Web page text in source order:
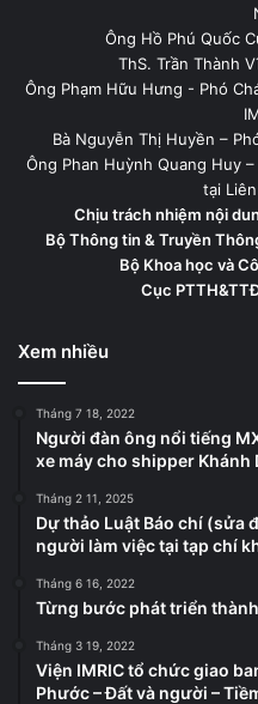
Ông Hồ Phú Quốc
ThS. Trần Thành
Ông Phạm Hữu Hưng - Phó
Bà Nguyễn Thị Huyền –
Ông Phan Huỳnh Quang Huy
tại
Chịu trách nhiệm nội
Bộ Thông tin & Truyền
Bộ Khoa học và
Cục
Xem nhiều
Tháng 7 18, 2022
Người đàn ông nổi tiếng
xe máy cho shipper Khánh
Tháng 2 11, 2025
Dự thảo Luật Báo chí (sửa
người làm việc tại tạp chí
Tháng 6 16, 2022
Từng bước phát triển
Tháng 3 19, 2022
Viện IMRIC tổ chức giao
Phước – Đất và người –